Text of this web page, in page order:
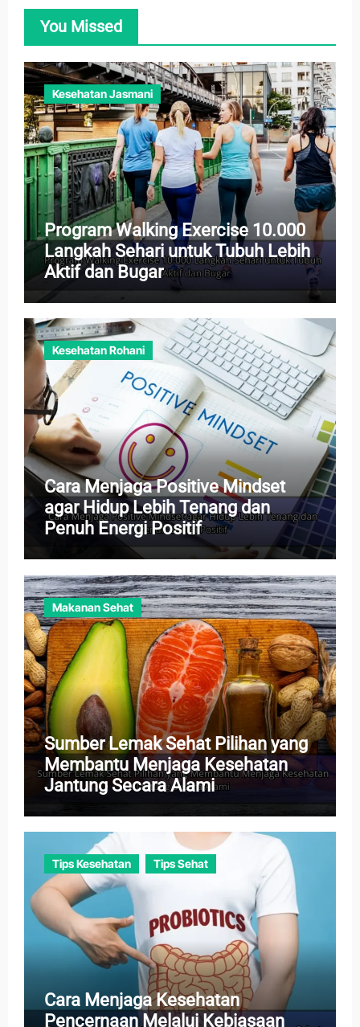
You Missed
Kesehatan Jasmani
Program Walking Exercise 10.000
Langkah Sehari untuk Tubuh Lebih
Aktif dan Bugar
Kesehatan Rohani
Cara Menjaga Positive Mindset
agar Hidup Lebih Tenang dan
Penuh Energi Positif
Makanan Sehat
Sumber Lemak Sehat Pilihan yang
Membantu Menjaga Kesehatan
Jantung Secara Alami
Tips Kesehatan Tips Sehat
Cara Menjaga Kesehatan
Pencernaan Melalui Kebiasaan